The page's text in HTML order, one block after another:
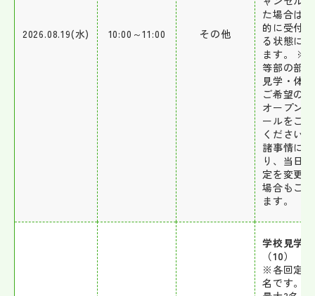
2026.08.19(水) 10:00～11:00 その他
た場合は
的に受付
る状態に
ます。 ※
等部の部
見学・体
ご希望の
オープン
ールをご
ください。
諸事情によ
り、当日
定を変更
場合もご
ます。
学校見学会
（10）
※各回定
名です。1